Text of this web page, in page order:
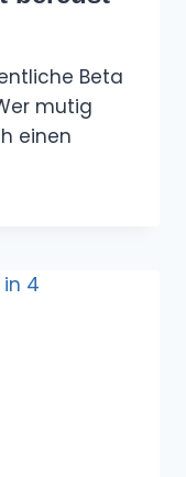
Beta
mutig
einen